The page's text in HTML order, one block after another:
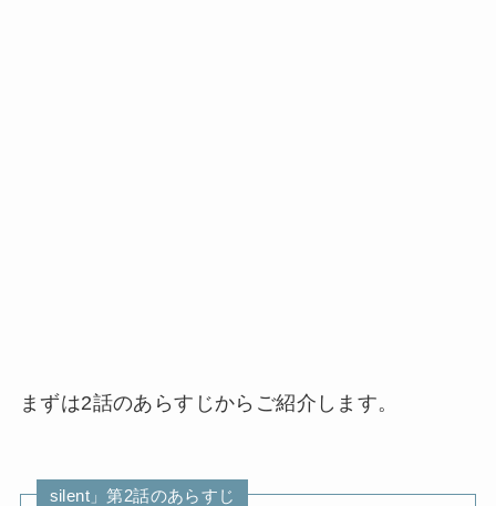
まずは2話のあらすじからご紹介します。
silent」第2話のあらすじ